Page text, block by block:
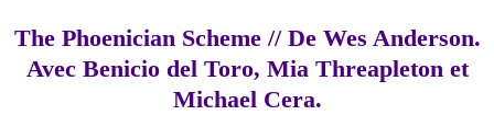
The Phoenician Scheme // De Wes Anderson.
Avec Benicio del Toro, Mia Threapleton et
Michael Cera.